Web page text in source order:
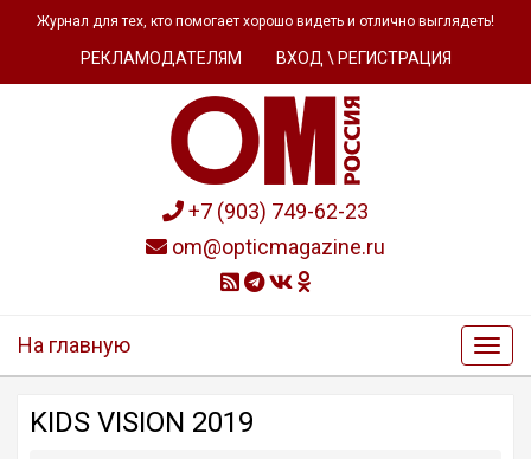
Журнал для тех, кто помогает хорошо видеть и отлично выглядеть!
РЕКЛАМОДАТЕЛЯМ ВХОД \ РЕГИСТРАЦИЯ
+7 (903) 749-62-23
om@opticmagazine.ru
На главную
KIDS VISION 2019